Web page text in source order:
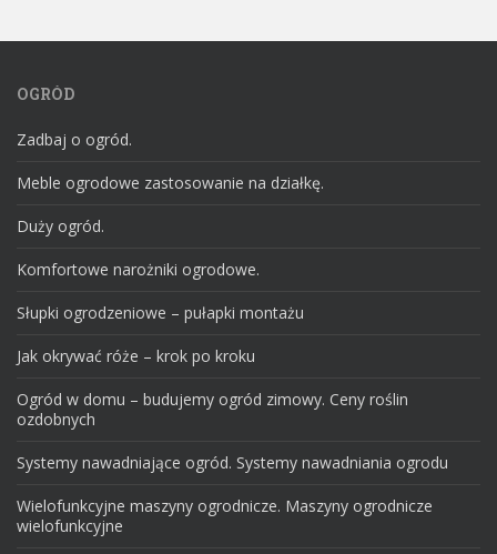
OGRÓD
Zadbaj o ogród.
Meble ogrodowe zastosowanie na działkę.
Duży ogród.
Komfortowe narożniki ogrodowe.
Słupki ogrodzeniowe – pułapki montażu
Jak okrywać róże – krok po kroku
Ogród w domu – budujemy ogród zimowy. Ceny roślin
ozdobnych
Systemy nawadniające ogród. Systemy nawadniania ogrodu
Wielofunkcyjne maszyny ogrodnicze. Maszyny ogrodnicze
wielofunkcyjne